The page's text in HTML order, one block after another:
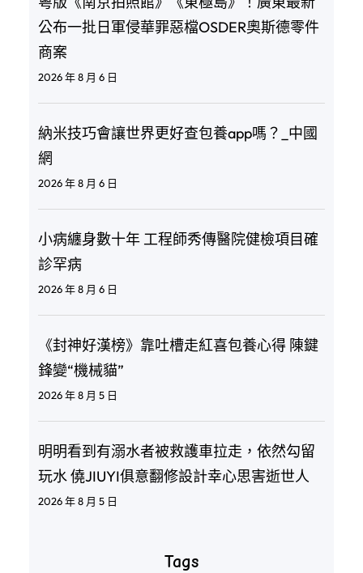
公布一批日軍侵華罪惡檔OSDER奧斯德零件
商案
2026 年 8 月 6 日
納米技巧會讓世界更好查包養app嗎？_中國
網
2026 年 8 月 6 日
小病纏身數十年 工程師秀傳醫院健檢項目確
診罕病
2026 年 8 月 6 日
《封神好漢榜》靠吐槽走紅喜包養心得 陳鍵
鋒變“機械貓”
2026 年 8 月 5 日
明明看到有溺水者被救護車拉走，依然勾留
玩水 僥JIUYI俱意翻修設計幸心思害逝世人
2026 年 8 月 5 日
Tags